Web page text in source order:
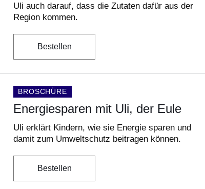
Uli auch darauf, dass die Zutaten dafür aus der
Region kommen.
Bestellen
DOKUMENTENART:
BROSCHÜRE
Energiesparen mit Uli, der Eule
Uli erklärt Kindern, wie sie Energie sparen und
damit zum Umweltschutz beitragen können.
Bestellen